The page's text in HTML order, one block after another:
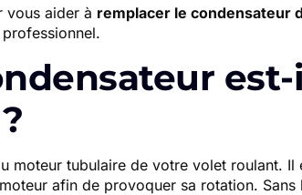
vous aider à remplacer le condensateur
est-
moteur tubulaire de votre volet roulant. Il
afin de provoquer sa rotation.